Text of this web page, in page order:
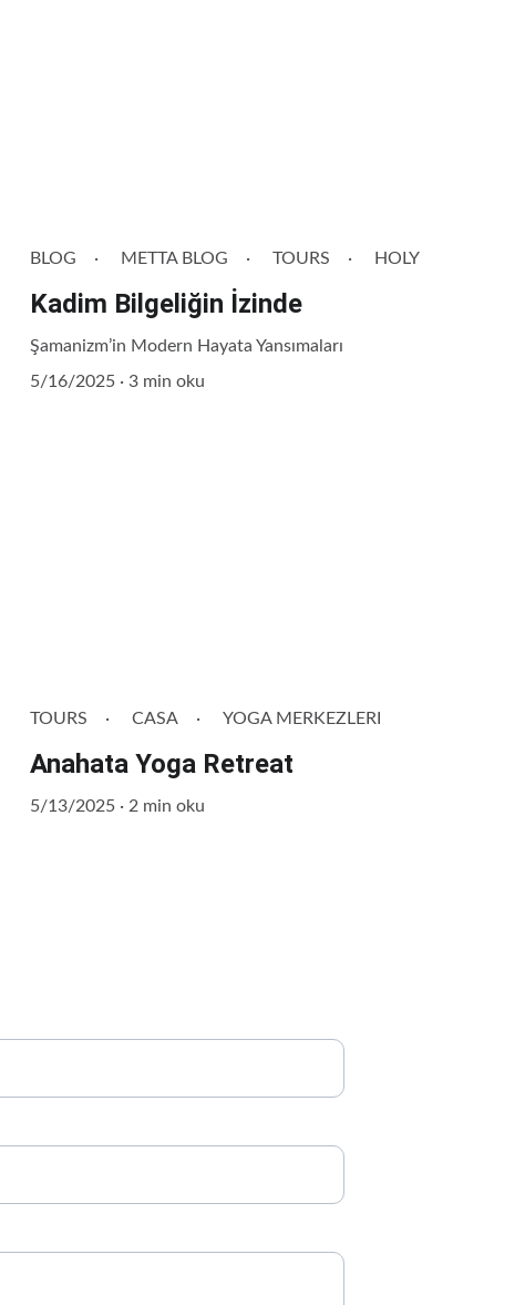
BLOG METTA BLOG TOURS HOLY
Kadim Bilgeliğin İzinde
Şamanizm’in Modern Hayata Yansımaları
5/16/2025
3 min oku
TOURS CASA YOGA MERKEZLERI
Anahata Yoga Retreat
5/13/2025 2 min oku